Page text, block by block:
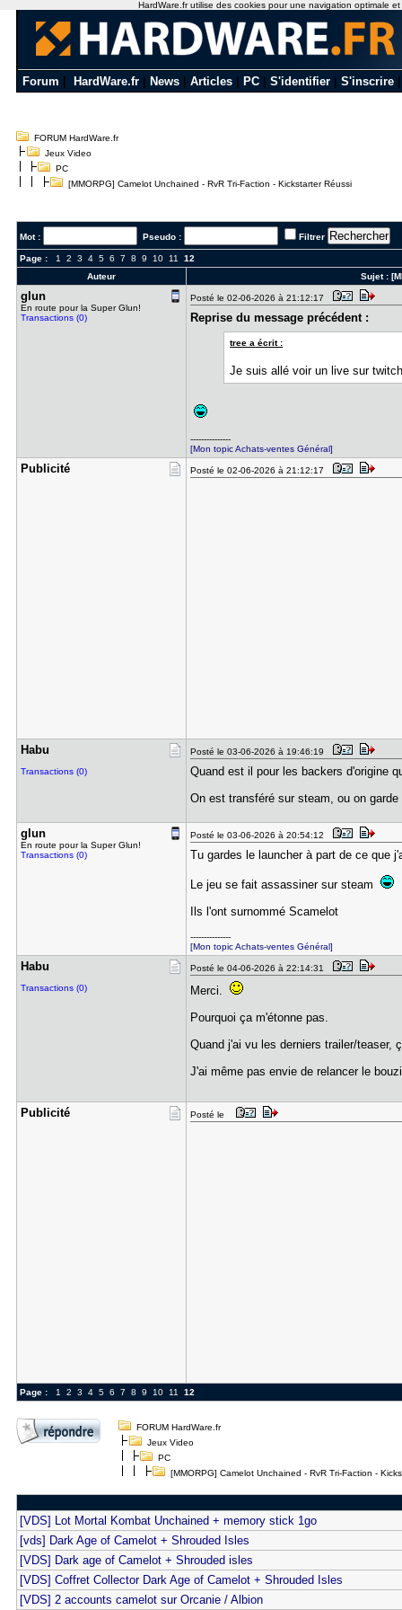
Forum HardWare.fr News Articles PC S'identifier S'inscrire
FORUM HardWare.fr
Jeux Video
PC
[MMORPG] Camelot Unchained - RvR Tri-Faction - Kickstarter Réussi
Mot : Pseudo : Filtrer
Page : 1 2 3 4 5 6 7 8 9 10 11
12
Auteur
Sujet :
glun
En route pour la Super Glun!
Transactions (0)
Posté le 02-06-2026 à 21:12:17
Reprise du message précédent :
tree a écrit :
Je suis allé voir un live sur
---------------
[Mon topic Achats-ventes Général]
Publicité Posté le 02-06-2026 à 21:12:17
Habu
Transactions (0)
Posté le 03-06-2026 à 19:46:19
Quand est il pour les backers d'origine
On est transféré sur steam, ou on
glun
En route pour la Super Glun!
Transactions (0)
Posté le 03-06-2026 à 20:54:12
Tu gardes le launcher à part de ce que
Le jeu se fait assassiner sur steam
Ils l'ont surnommé Scamelot
---------------
[Mon topic Achats-ventes Général]
Habu
Transactions (0)
Posté le 04-06-2026 à 22:14:31
Merci.
Pourquoi ça m'étonne pas.
Quand j'ai vu les derniers trailer/teaser,
J'ai même pas envie de relancer le
Publicité Posté le
Page : 1 2 3 4 5 6 7 8 9 10 11 12
FORUM HardWare.fr
Jeux Video
PC
[MMORPG] Camelot Unchained - RvR Tri-Faction -
[VDS] Lot Mortal Kombat Unchained + memory stick 1go
[vds] Dark Age of Camelot + Shrouded Isles
[VDS] Dark age of Camelot + Shrouded isles
[VDS] Coffret Collector Dark Age of Camelot + Shrouded Isles
[VDS] 2 accounts camelot sur Orcanie / Albion
HardWare.fr utilise des cookies pour une navigation optimale